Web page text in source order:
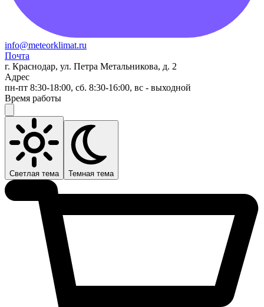
info@meteorklimat.ru
Почта
г. Краснодар, ул. Петра Метальникова, д. 2
Адрес
пн-пт 8:30-18:00, сб. 8:30-16:00, вс - выходной
Время работы
Светлая тема Темная тема